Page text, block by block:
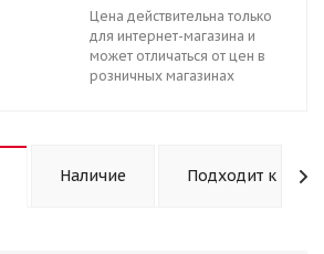
Цена действительна только
для интернет-магазина и
может отличаться от цен в
розничных магазинах
Наличие Подходит к авто